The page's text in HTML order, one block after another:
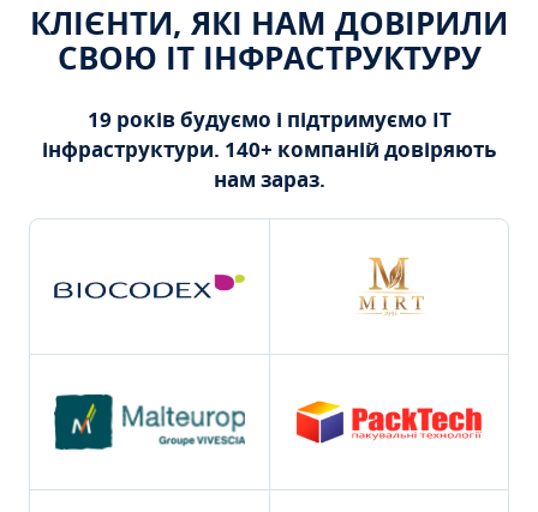
КЛІЄНТИ, ЯКІ НАМ ДОВІРИЛИ
СВОЮ ІТ ІНФРАСТРУКТУРУ
19 років будуємо і підтримуємо ІТ
інфраструктури. 140+ компаній довіряють
нам зараз.